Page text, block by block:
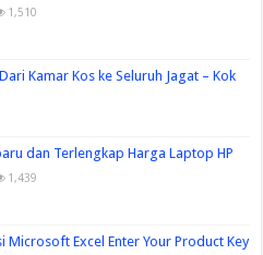
1,510
Kamar Kos ke Seluruh Jagat – Kok
dan Terlengkap Harga Laptop HP
1,439
Microsoft Excel Enter Your Product Key